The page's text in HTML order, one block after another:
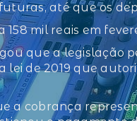
até que os
mil reais em
que a legislação
de 2019 que
a cobrança